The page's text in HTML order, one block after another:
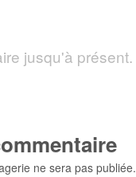
jusqu'à présent.
ne sera pas publiée.